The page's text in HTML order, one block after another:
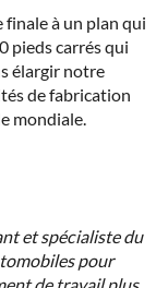
à un plan qui
pieds carrés qui
élargir notre
de fabrication
mondiale.
et spécialiste du
pour